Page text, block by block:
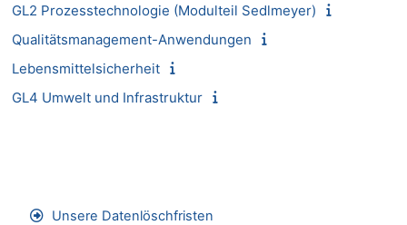
GL2 Prozesstechnologie (Modulteil Sedlmeyer)
Qualitätsmanagement-Anwendungen
Lebensmittelsicherheit
GL4 Umwelt und Infrastruktur
Unsere Datenlöschfristen